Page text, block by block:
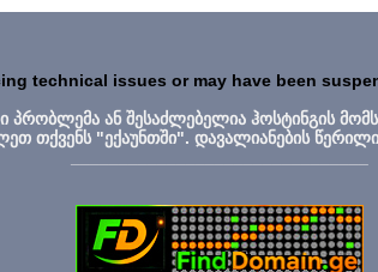
technical issues or may have been
პრობლემა ან შესაძლებელია ჰოსტინგის
თქვენს "ექაუნთში". დავალიანების